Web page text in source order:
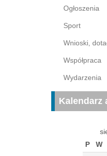
Ogłoszenia
Sport
Wnioski,
Współpraca
Wydarzenia
Kalendarz
P
W